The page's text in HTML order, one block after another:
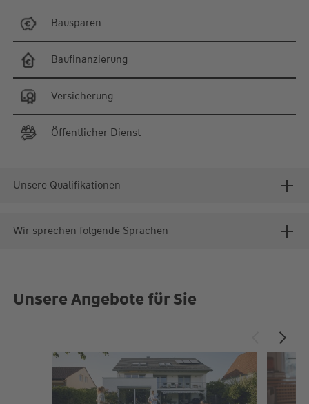
Bausparen
Baufinanzierung
Versicherung
Öffentlicher Dienst
Unsere Qualifikationen
Wir sprechen folgende Sprachen
Unsere Angebote für Sie